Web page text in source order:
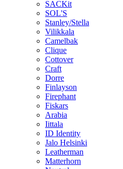
SACKit
SOL'S
Stanley/Stella
Vilikkala
Camelbak
Clique
Cottover
Craft
Dorre
Finlayson
Firephant
Fiskars
Arabia
Iittala
ID Identity
Jalo Helsinki
Leatherman
Matterhorn